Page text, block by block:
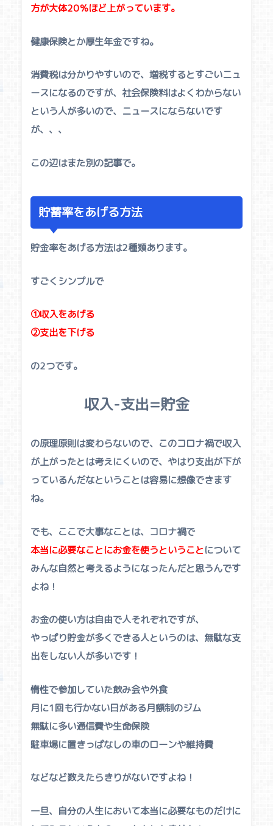
方が大体20％ほど上がっています。
健康保険とか厚生年金ですね。
消費税は分かりやすいので、増税するとすごいニュ
ースになるのですが、社会保険料はよくわからない
という人が多いので、ニュースにならないです
が、、、
この辺はまた別の記事で。
貯蓄率をあげる方法
貯金率をあげる方法は2種類あります。
すごくシンプルで
①収入をあげる
②支出を下げる
の2つです。
収入-支出=貯金
の原理原則は変わらないので、このコロナ禍で収入
が上がったとは考えにくいので、やはり支出が下が
っているんだなということは容易に想像できます
ね。
でも、ここで大事なことは、コロナ禍で
本当に必要なことにお金を使うということについて
みんな自然と考えるようになったんだと思うんです
よね！
お金の使い方は自由で人それぞれですが、
やっぱり貯金が多くできる人というのは、無駄な支
出をしない人が多いです！
惰性で参加していた飲み会や外食
月に1回も行かない日がある月額制のジム
無駄に多い通信費や生命保険
駐車場に置きっぱなしの車のローンや維持費
などなど数えたらきりがないですよね！
一旦、自分の人生において本当に必要なものだけに